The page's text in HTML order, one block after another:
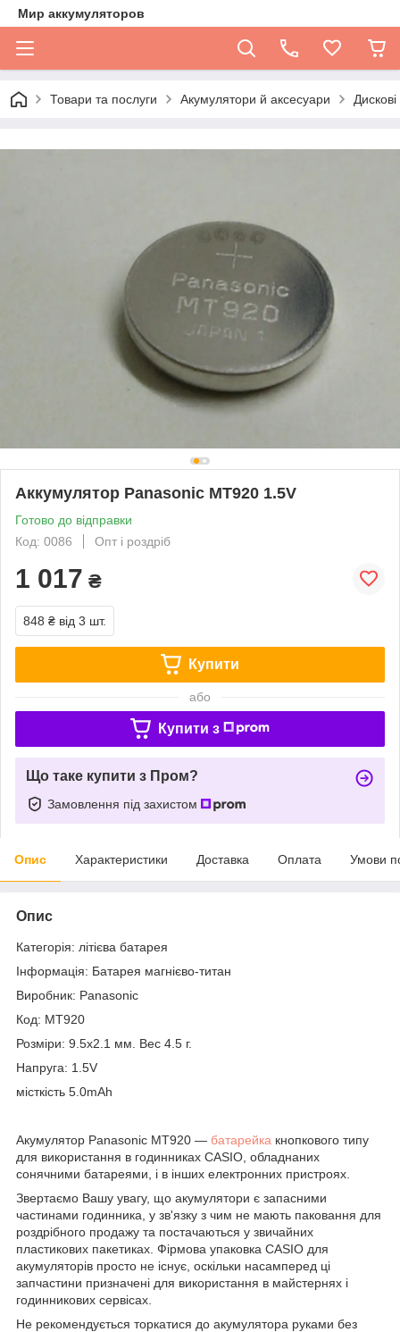
Мир аккумуляторов
Товари та послуги Акумулятори й аксесуари
Аккумулятор Panasonic MT920 1.5V
Готово до відправки
Код: 0086
Опт і роздріб
1 017 ₴
848 ₴ від 3 шт.
Купити
або
Купити з
Що таке купити з Пром?
Замовлення під захистом
Опис Характеристики Доставка Оплата Умови
Опис
Категорія: літієва батарея
Інформація: Батарея магнієво-титан
Виробник: Panasonic
Код: MT920
Розміри: 9.5x2.1 мм. Вес 4.5 г.
Напруга: 1.5V
місткість 5.0mAh
Акумулятор Panasonic MT920 — батарейка кнопкового типу
для використання в годинниках CASIO, обладнаних
сонячними батареями, і в інших електронних пристроях.
Звертаємо Вашу увагу, що акумулятори є запасними
частинами годинника, у зв'язку з чим не мають паковання для
роздрібного продажу та постачаються у звичайних
пластикових пакетиках. Фірмова упаковка CASIO для
акумуляторів просто не існує, оскільки насамперед ці
запчастини призначені для використання в майстернях і
годинникових сервісах.
Не рекомендується торкатися до акумулятора руками без